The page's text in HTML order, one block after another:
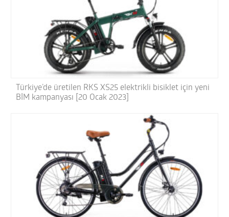
Türkiye’de üretilen RKS XS25 elektrikli bisiklet için yeni
BİM kampanyası [20 Ocak 2023]